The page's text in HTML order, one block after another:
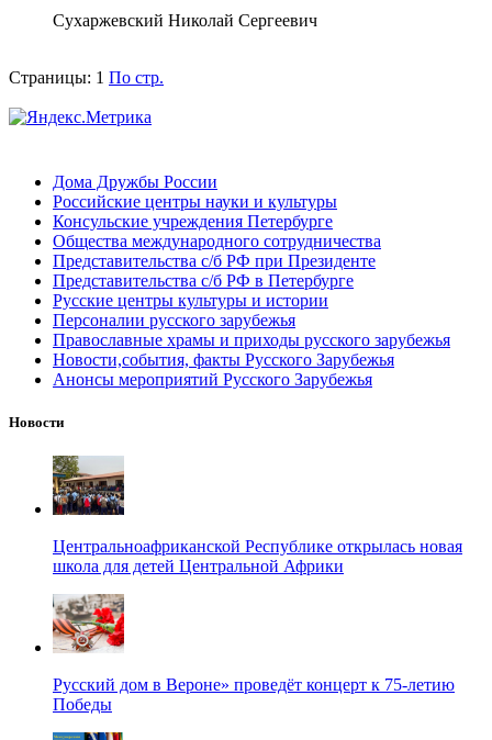
Сухаржевский Николай Сергеевич
Страницы: 1 По стр.
Дома Дружбы России
Российские центры науки и культуры
Консульские учреждения Петербурге
Общества международного сотрудничества
Представительства с/б РФ при Президенте
Представительства с/б РФ в Петербурге
Русские центры культуры и истории
Персоналии русского зарубежья
Православные храмы и приходы русского зарубежья
Новости,события, факты Русского Зарубежья
Анонсы мероприятий Русского Зарубежья
Новости
Центральноафриканской Республике открылась новая
школа для детей Центральной Африки
Русский дом в Вероне» проведёт концерт к 75-летию
Победы